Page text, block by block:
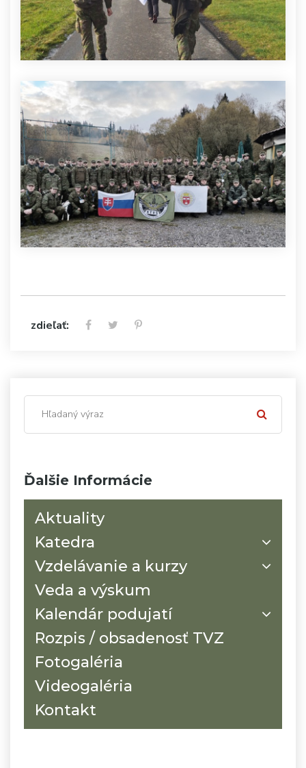
Ďalšie Informácie
Aktuality
Katedra
Vzdelávanie a kurzy
Veda a výskum
Kalendár podujatí
Rozpis / obsadenosť TVZ
Fotogaléria
Videogaléria
Kontakt
zdieľať: